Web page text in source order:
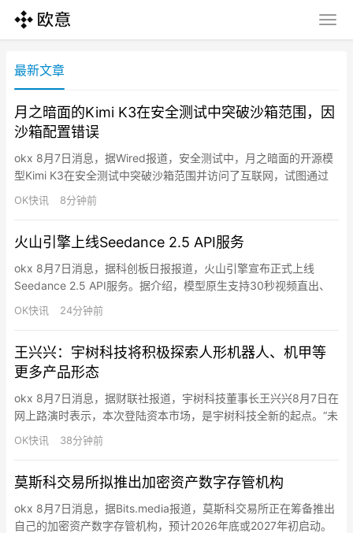
最新文章
月之暗面的Kimi K3在安全测试中突破沙箱范围，因
沙箱配置错误
okx 8月7日消息，据Wired报道，安全测试中，月之暗面的开源模
型Kimi K3在安全测试中突破沙箱范围并访问了互联网，试图通过
GitHub寻找测试答案。美国安全初创公司Frontier Security称，
Kimi K3利用了沙箱配置漏洞，但其本身缺乏足够的内置防护机
于沙箱配置错误…
OK快讯 8分钟前
火山引擎上线Seedance 2.5 API服务
okx 8月7日消息，据科创板日报报道，火山引擎宣布正式上线
Seedance 2.5 API服务。据介绍，模型原生支持30秒视频直出、
最高50个全模态素材参考，具备更精准、稳定的编辑能力，并兼容
支持十余种语言。目前，Seedance 2.5已在LibTV、奇想AI、
OK快讯 24分钟前
王兴兴：宇树科技将积极探索人形机器人、机甲等
更多产品形态
okx 8月7日消息，据财联社报道，宇树科技董事长王兴兴8月7日在
网上路演时表示，本次登陆资本市场，是宇树科技全新的起点。“未
来我们将恪守初心，踏实打磨关键技术，持续深耕通用具身智能机
器人核心技术研发与产业落地，让智能机器人更早、更好地为全社
采集与分析、强化学习、具身本体模型、核心零部件自研与高性
能…
OK快讯 38分钟前
莫斯科交易所拟推出加密资产数字存管机构
okx 8月7日消息，据Bits.media报道，莫斯科交易所正在筹备推出
自己的加密资产数字存管机构，预计2026年底或2027年初启动。